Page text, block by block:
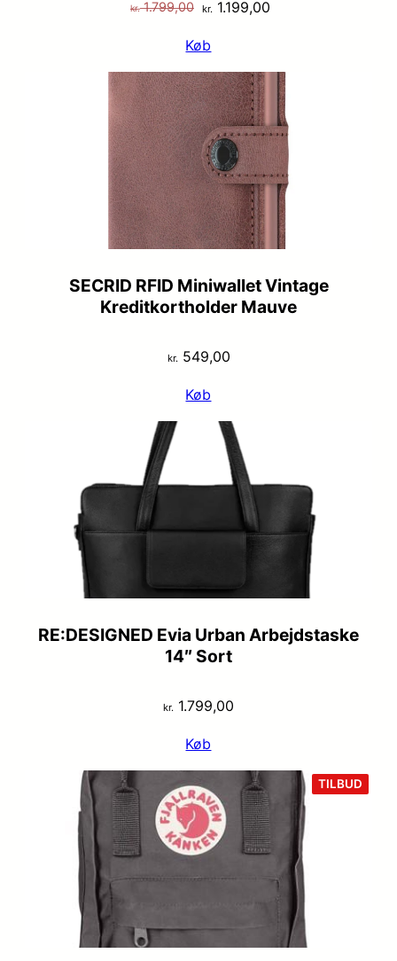
kr.1.799,00 Den
pris
var:
kr. 1.799,00.
kr. 1.199,00
er:
kr. 1.199,00.
Køb
SECRID RFID Miniwallet Vintage
Kreditkortholder Mauve
kr.549,00
Køb
RE:DESIGNED Evia Urban Arbejdstaske
14″ Sort
kr. 1.799,00
Køb
TILBUD
PÅ